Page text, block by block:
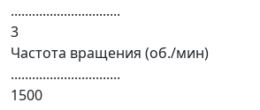
...............................
3
Частота вращения (об./мин)
...............................
1500